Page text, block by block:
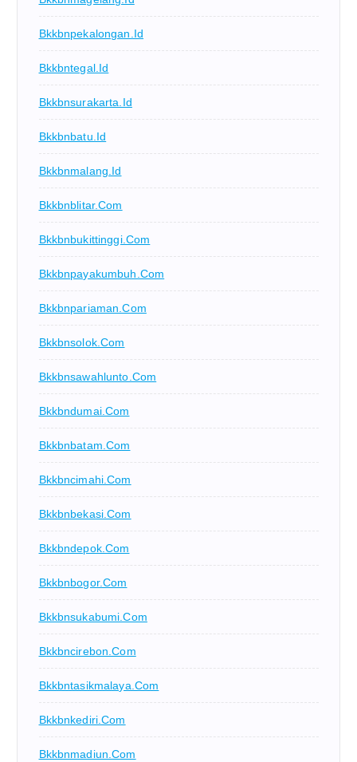
Bkkbnpekalongan.id
Bkkbntegal.id
Bkkbnsurakarta.id
Bkkbnbatu.id
Bkkbnmalang.id
Bkkbnblitar.com
Bkkbnbukittinggi.com
Bkkbnpayakumbuh.com
Bkkbnpariaman.com
Bkkbnsolok.com
Bkkbnsawahlunto.com
Bkkbndumai.com
Bkkbnbatam.com
Bkkbncimahi.com
Bkkbnbekasi.com
Bkkbndepok.com
Bkkbnbogor.com
Bkkbnsukabumi.com
Bkkbncirebon.com
Bkkbntasikmalaya.com
Bkkbnkediri.com
Bkkbnmadiun.com